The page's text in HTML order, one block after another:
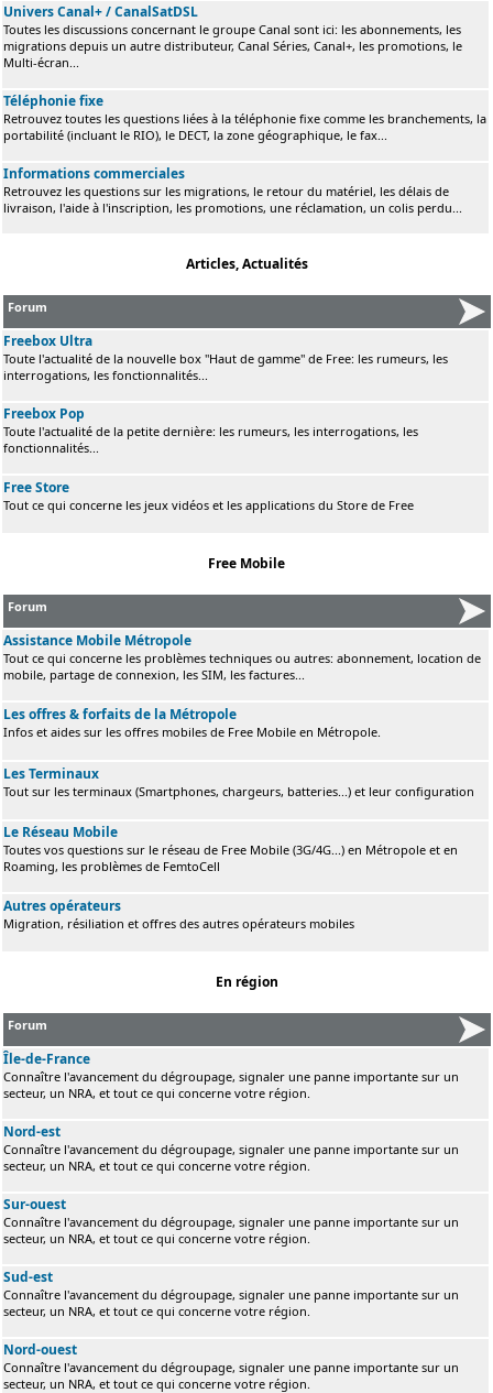
Univers Canal+ / CanalSatDSL
Toutes les discussions concernant le groupe Canal sont ici: les abonnements, les
migrations depuis un autre distributeur, Canal Séries, Canal+, les promotions, le
Multi-écran...
Téléphonie fixe
Retrouvez toutes les questions liées à la téléphonie fixe comme les branchements, la
portabilité (incluant le RIO), le DECT, la zone géographique, le fax...
Informations commerciales
Retrouvez les questions sur les migrations, le retour du matériel, les délais de
livraison, l'aide à l'inscription, les promotions, une réclamation, un colis perdu...
Articles, Actualités
Forum
Freebox Ultra
Toute l'actualité de la nouvelle box "Haut de gamme" de Free: les rumeurs, les
interrogations, les fonctionnalités...
Freebox Pop
Toute l'actualité de la petite dernière: les rumeurs, les interrogations, les
fonctionnalités...
Free Store
Tout ce qui concerne les jeux vidéos et les applications du Store de Free
Free Mobile
Forum
Assistance Mobile Métropole
Tout ce qui concerne les problèmes techniques ou autres: abonnement, location de
mobile, partage de connexion, les SIM, les factures...
Les offres & forfaits de la Métropole
Infos et aides sur les offres mobiles de Free Mobile en Métropole.
Les Terminaux
Tout sur les terminaux (Smartphones, chargeurs, batteries...) et leur configuration
Le Réseau Mobile
Toutes vos questions sur le réseau de Free Mobile (3G/4G...) en Métropole et en
Roaming, les problèmes de FemtoCell
Autres opérateurs
Migration, résiliation et offres des autres opérateurs mobiles
En région
Forum
Île-de-France
Connaître l'avancement du dégroupage, signaler une panne importante sur un
secteur, un NRA, et tout ce qui concerne votre région.
Nord-est
Connaître l'avancement du dégroupage, signaler une panne importante sur un
secteur, un NRA, et tout ce qui concerne votre région.
Sur-ouest
Connaître l'avancement du dégroupage, signaler une panne importante sur un
secteur, un NRA, et tout ce qui concerne votre région.
Sud-est
Connaître l'avancement du dégroupage, signaler une panne importante sur un
secteur, un NRA, et tout ce qui concerne votre région.
Nord-ouest
Connaître l'avancement du dégroupage, signaler une panne importante sur un
secteur, un NRA, et tout ce qui concerne votre région.